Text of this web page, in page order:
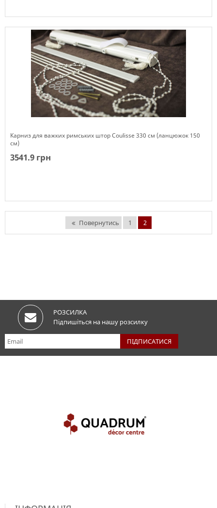
Карниз для важких римських штор Coulisse 330 см (ланцюжок 150
см)
3541.9 грн
Повернутись
1 2
РОЗСИЛКА
Підпишіться на нашу розсилку